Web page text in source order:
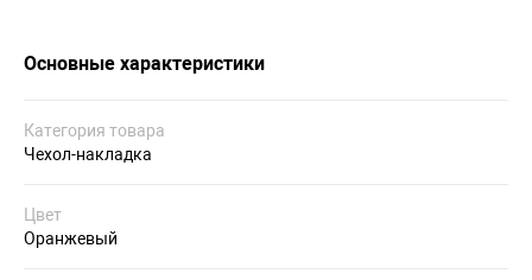
Основные характеристики
Категория товара
Чехол-накладка
Цвет
Оранжевый